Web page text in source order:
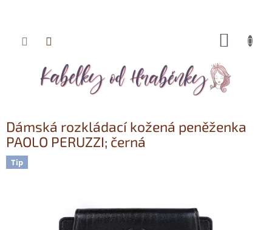
Přejít
Dámská rozkládací kožená peněženka
PAOLO PERUZZI; černá
Tip